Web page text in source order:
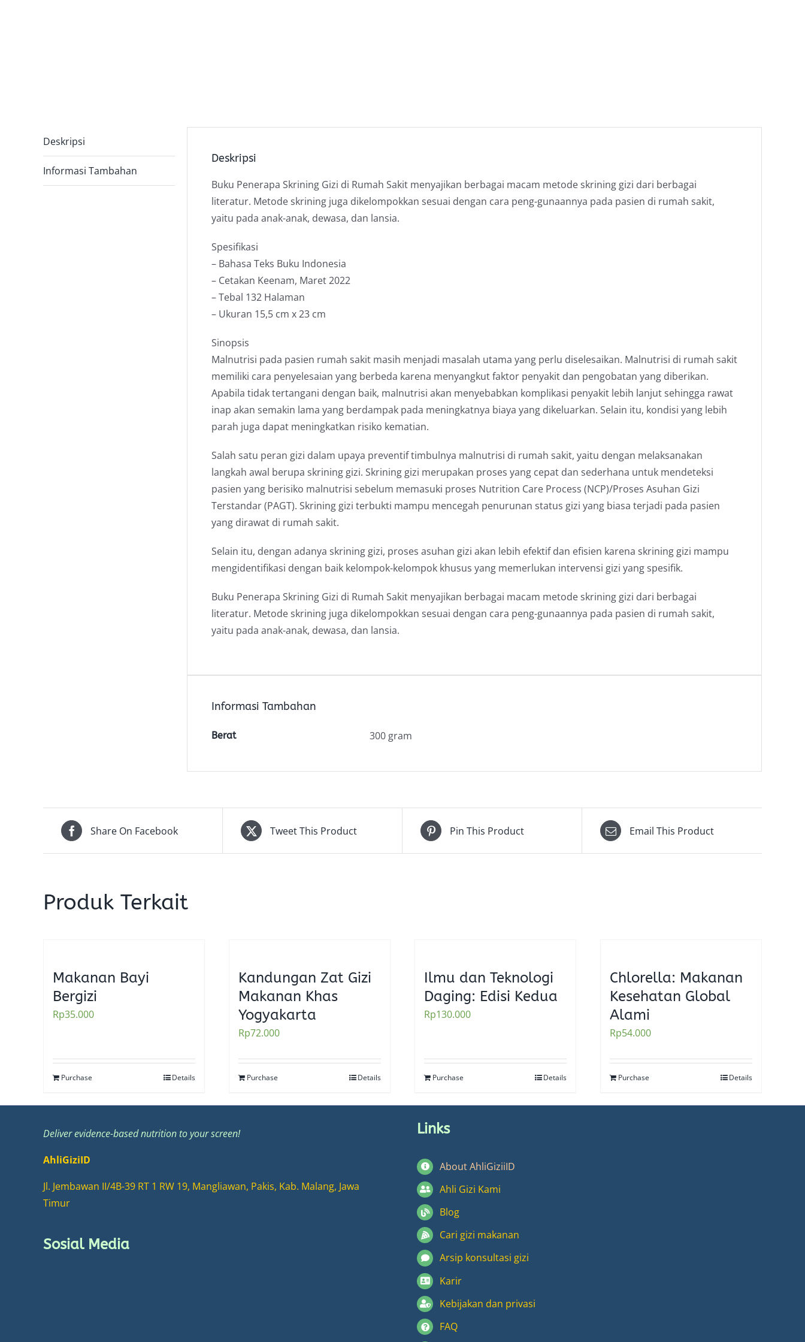
Deskripsi
Informasi Tambahan
Deskripsi
Buku Penerapa Skrining Gizi di Rumah Sakit menyajikan berbagai macam metode skrining gizi dari berbagai
literatur. Metode skrining juga dikelompokkan sesuai dengan cara peng-gunaannya pada pasien di rumah sakit,
yaitu pada anak-anak, dewasa, dan lansia.
Spesifikasi
– Bahasa Teks Buku Indonesia
– Cetakan Keenam, Maret 2022
– Tebal 132 Halaman
– Ukuran 15,5 cm x 23 cm
Sinopsis
Malnutrisi pada pasien rumah sakit masih menjadi masalah utama yang perlu diselesaikan. Malnutrisi di rumah sakit
memiliki cara penyelesaian yang berbeda karena menyangkut faktor penyakit dan pengobatan yang diberikan.
Apabila tidak tertangani dengan baik, malnutrisi akan menyebabkan komplikasi penyakit lebih lanjut sehingga rawat
inap akan semakin lama yang berdampak pada meningkatnya biaya yang dikeluarkan. Selain itu, kondisi yang lebih
parah juga dapat meningkatkan risiko kematian.
Salah satu peran gizi dalam upaya preventif timbulnya malnutrisi di rumah sakit, yaitu dengan melaksanakan
langkah awal berupa skrining gizi. Skrining gizi merupakan proses yang cepat dan sederhana untuk mendeteksi
pasien yang berisiko malnutrisi sebelum memasuki proses Nutrition Care Process (NCP)/Proses Asuhan Gizi
Terstandar (PAGT). Skrining gizi terbukti mampu mencegah penurunan status gizi yang biasa terjadi pada pasien
yang dirawat di rumah sakit.
Selain itu, dengan adanya skrining gizi, proses asuhan gizi akan lebih efektif dan efisien karena skrining gizi mampu
mengidentifikasi dengan baik kelompok-kelompok khusus yang memerlukan intervensi gizi yang spesifik.
Buku Penerapa Skrining Gizi di Rumah Sakit menyajikan berbagai macam metode skrining gizi dari berbagai
literatur. Metode skrining juga dikelompokkan sesuai dengan cara peng-gunaannya pada pasien di rumah sakit,
yaitu pada anak-anak, dewasa, dan lansia.
Informasi Tambahan
Berat 300 gram
Share On Facebook Tweet This Product Pin This Product Email This Product
Produk Terkait
Makanan Bayi
Bergizi
Rp35.000
Purchase Details
Kandungan Zat Gizi
Makanan Khas
Yogyakarta
Rp72.000
Purchase Details
Ilmu dan Teknologi
Daging: Edisi Kedua
Rp130.000
Purchase Details
Chlorella: Makanan
Kesehatan Global
Alami
Rp54.000
Purchase Details
Deliver evidence-based nutrition to your screen!
AhliGiziID
Jl. Jembawan II/4B-39 RT 1 RW 19, Mangliawan, Pakis, Kab. Malang, Jawa
Timur
Sosial Media
Links
About AhliGiziiID
Ahli Gizi Kami
Blog
Cari gizi makanan
Arsip konsultasi gizi
Karir
Kebijakan dan privasi
FAQ